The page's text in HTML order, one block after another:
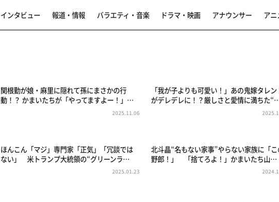
インタビュー 報道・情報 バラエティ・音楽 ドラマ・映画 アナウンサー アニ
関根勤が娘・麻里に隠れて孫にまさかの行
動！？ かまいたちが「やってますよー！」…
2025.11.06
「我が子よりも可愛い！」あの鬼嫁タレン
がデレデレに！？厳しさと愛情に満ちた
ほんこん「マジ」専門家「正気」「冗談では
ない」 米トランプ大統領の“グリーンラ…
2025.01.23
北斗晶“名もない家事”やらない家族に「
野郎！」 「捨てろよ！」かまいたち山…